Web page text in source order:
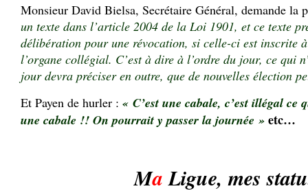
Monsieur David Bielsa, Secrétaire Général, demande la
un texte dans l’article 2004 de la Loi 1901, et ce texte
délibération pour une révocation, si celle-ci est inscrite
l’organe collégial. C’est à dire à l’ordre du jour, ce qui
jour devra préciser en outre, que de nouvelles élection
Et Payen de hurler : « C’est une cabale, c’est illégal ce
une cabale !! On pourrait y passer la journée » etc…
MaLigue, mes